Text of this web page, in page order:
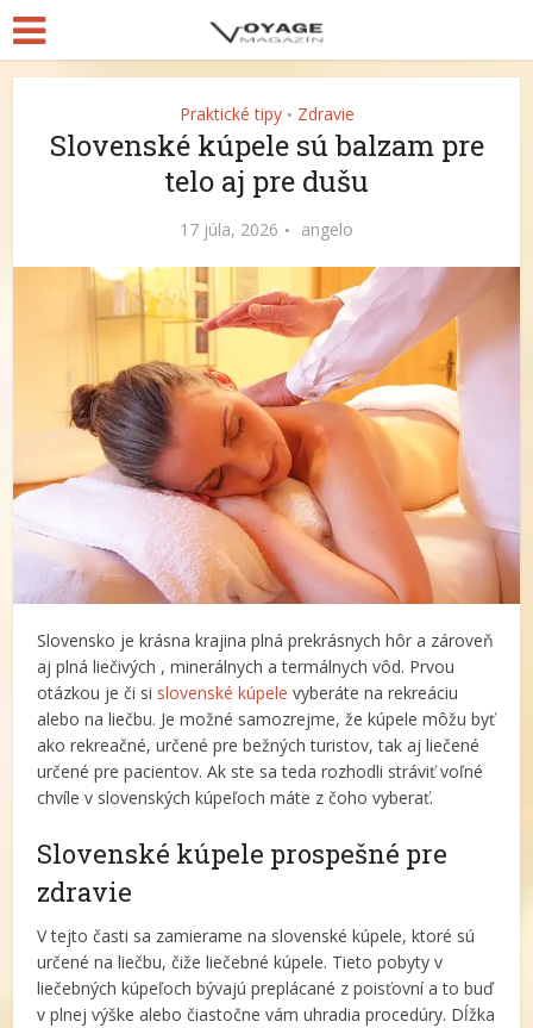
Praktické tipy • Zdravie
Slovenské kúpele sú balzam pre
telo aj pre dušu
17 júla, 2026 angelo
Slovensko je krásna krajina plná prekrásnych hôr a zároveň
aj plná liečivých , minerálnych a termálnych vôd. Prvou
otázkou je či si slovenské kúpele vyberáte na rekreáciu
alebo na liečbu. Je možné samozrejme, že kúpele môžu byť
ako rekreačné, určené pre bežných turistov, tak aj liečené
určené pre pacientov. Ak ste sa teda rozhodli stráviť voľné
chvíle v slovenských kúpeľoch máte z čoho vyberať.
Slovenské kúpele prospešné pre
zdravie
V tejto časti sa zamierame na slovenské kúpele, ktoré sú
určené na liečbu, čiže liečebné kúpele. Tieto pobyty v
liečebných kúpeľoch bývajú preplácané z poisťovní a to buď
v plnej výške alebo čiastočne vám uhradia procedúry. Dĺžka